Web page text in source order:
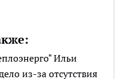
Ильи
из-за отсутствия